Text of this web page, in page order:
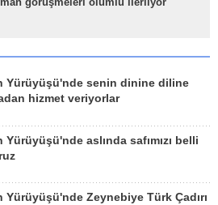
Yürüyüşü'nde senin dinine diline
hizmet veriyorlar
Yürüyüşü'nde aslında safımızı belli
Yürüyüşü'nde Zeynebiye Türk Çadırı